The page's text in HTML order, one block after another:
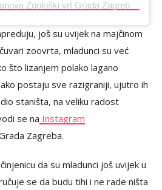
Објава коју дели Ustanova Zoološki vrt Grada Zagreba (@zagrebzoo)
još su uvijek na majčinom
zoovrta, mladunci su već
što lizanjem polako lagano
postaju sve razigraniji, ujutro ih
staništa, na veliku radost
se na Instagram
Zagreba.
da su mladunci još uvijek u
se da budu tihi i ne rade ništa